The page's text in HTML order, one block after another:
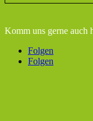
Komm uns gerne auch
Folgen
Folgen